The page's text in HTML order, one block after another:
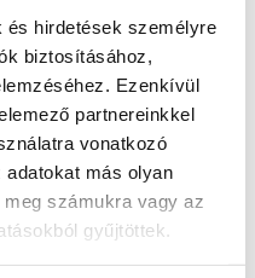
és hirdetések személyre
biztosításához,
Ezenkívül
partnereinkkel
vonatkozó
más olyan
számukra vagy az
gyűjtöttek.